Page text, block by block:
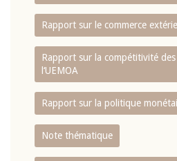
Rapport sur le commerce
Rapport sur la compétitivité
l‘UEMOA
Rapport sur la politique
Note thématique